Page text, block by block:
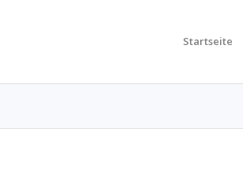
Startseite